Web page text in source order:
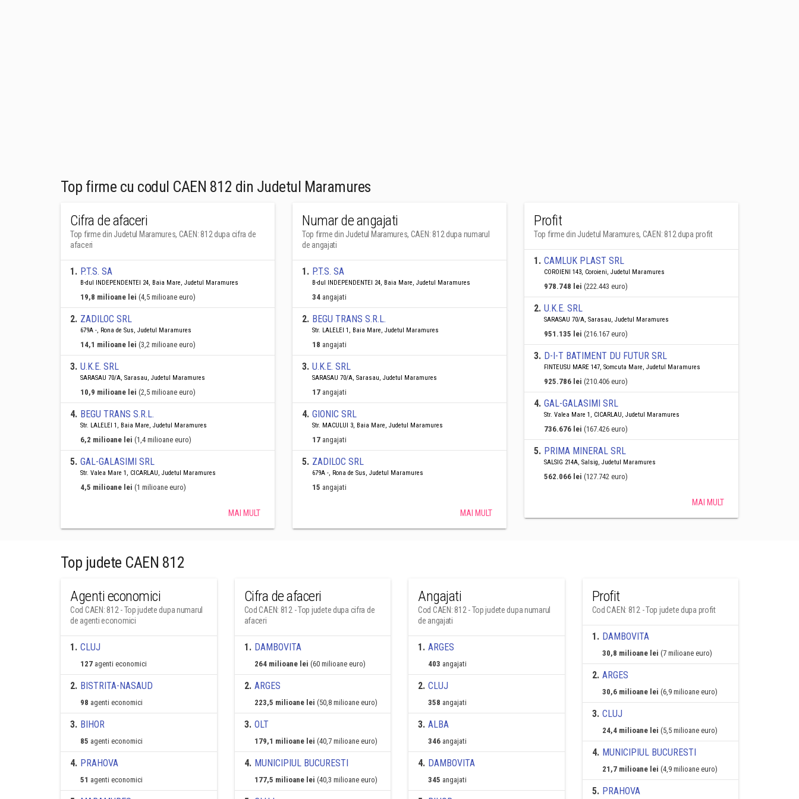
Top firme cu codul CAEN 812 din Judetul Maramures
Cifra de afaceri
Top firme din Judetul Maramures, CAEN: 812 dupa cifra de
afaceri
1. P.T.S. SA
B-dul INDEPENDENTEI 24, Baia Mare, Judetul Maramures
19,8 milioane lei (4,5 milioane euro)
2. ZADILOC SRL
679A -, Rona de Sus, Judetul Maramures
14,1 milioane lei (3,2 milioane euro)
3. U.K.E. SRL
SARASAU 70/A, Sarasau, Judetul Maramures
10,9 milioane lei (2,5 milioane euro)
4. BEGU TRANS S.R.L.
Str. LALELEI 1, Baia Mare, Judetul Maramures
6,2 milioane lei (1,4 milioane euro)
5. GAL-GALASIMI SRL
Str. Valea Mare 1, CICARLAU, Judetul Maramures
4,5 milioane lei (1 milioane euro)
MAI MULT
Numar de angajati
Top firme din Judetul Maramures, CAEN: 812 dupa numarul
de angajati
1. P.T.S. SA
B-dul INDEPENDENTEI 24, Baia Mare, Judetul Maramures
34 angajati
2. BEGU TRANS S.R.L.
Str. LALELEI 1, Baia Mare, Judetul Maramures
18 angajati
3. U.K.E. SRL
SARASAU 70/A, Sarasau, Judetul Maramures
17 angajati
4. GIONIC SRL
Str. MACULUI 3, Baia Mare, Judetul Maramures
17 angajati
5. ZADILOC SRL
679A -, Rona de Sus, Judetul Maramures
15 angajati
MAI MULT
Profit
Top firme din Judetul Maramures, CAEN: 812 dupa profit
1. CAMLUK PLAST SRL
COROIENI 143, Coroieni, Judetul Maramures
978.748 lei (222.443 euro)
2. U.K.E. SRL
SARASAU 70/A, Sarasau, Judetul Maramures
951.135 lei (216.167 euro)
3. D-I-T BATIMENT DU FUTUR SRL
FINTEUSU MARE 147, Somcuta Mare, Judetul Maramures
925.786 lei (210.406 euro)
4. GAL-GALASIMI SRL
Str. Valea Mare 1, CICARLAU, Judetul Maramures
736.676 lei (167.426 euro)
5. PRIMA MINERAL SRL
SALSIG 214A, Salsig, Judetul Maramures
562.066 lei (127.742 euro)
MAI MULT
Top judete CAEN 812
Agenti economici
Cod CAEN: 812 - Top judete dupa numarul
de agenti economici
1. CLUJ
127 agenti economici
2. BISTRITA-NASAUD
98 agenti economici
3. BIHOR
85 agenti economici
4. PRAHOVA
51 agenti economici
Cifra de afaceri
Cod CAEN: 812 - Top judete dupa cifra de
afaceri
1. DAMBOVITA
264 milioane lei (60 milioane euro)
2. ARGES
223,5 milioane lei (50,8 milioane euro)
3. OLT
179,1 milioane lei (40,7 milioane euro)
4. MUNICIPIUL BUCURESTI
177,5 milioane lei (40,3 milioane euro)
Angajati
Cod CAEN: 812 - Top judete dupa numarul
de angajati
1. ARGES
403 angajati
2. CLUJ
358 angajati
3. ALBA
346 angajati
4. DAMBOVITA
345 angajati
Profit
Cod CAEN: 812 - Top judete dupa profit
1. DAMBOVITA
30,8 milioane lei (7 milioane euro)
2. ARGES
30,6 milioane lei (6,9 milioane euro)
3. CLUJ
24,4 milioane lei (5,5 milioane euro)
4. MUNICIPIUL BUCURESTI
21,7 milioane lei (4,9 milioane euro)
5. PRAHOVA